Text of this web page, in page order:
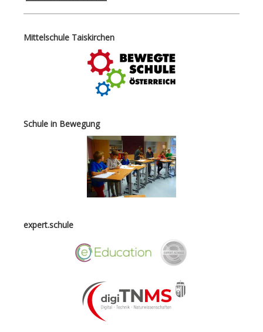
Mittelschule Taiskirchen
Schule in Bewegung
expert.schule